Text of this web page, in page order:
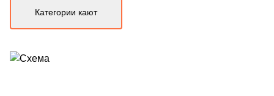
Категории кают